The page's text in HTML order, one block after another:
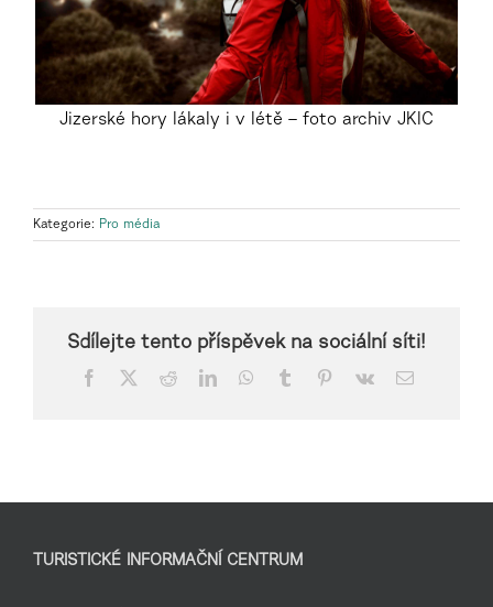
Jizerské hory lákaly i v létě – foto archiv JKIC
Kategorie: Pro média
Sdílejte tento příspěvek na sociální síti!
Facebook RedditLinkedInWhatsApp
Tumblr Pinterest
Vk
E-
TURISTICKÉ INFORMAČNÍ CENTRUM